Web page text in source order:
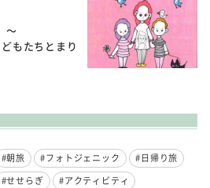
～
もたちとまり
#朝旅 #フォトジェニック
#日帰り旅
#せせらぎ
#アクティビティ